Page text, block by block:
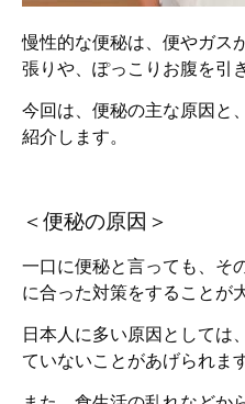
慢性的な便秘は、便やガス
張りや、ぽっこりお腹を引
今回は、便秘の主な原因と
紹介します。
＜便秘の原因＞
一口に便秘と言っても、そ
に合った対策をすることが
日本人に多い原因としては
ていないことがあげられます